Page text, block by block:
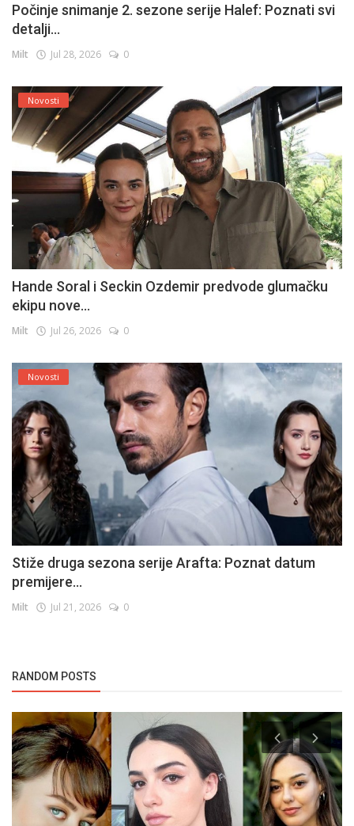
Počinje snimanje 2. sezone serije Halef: Poznati svi
detalji...
Milt Jul 28, 2026 0
Novosti
Hande Soral i Seckin Ozdemir predvode glumačku
ekipu nove...
Milt Jul 26, 2026 0
Novosti
Stiže druga sezona serije Arafta: Poznat datum
premijere...
Milt Jul 21, 2026 0
RANDOM POSTS